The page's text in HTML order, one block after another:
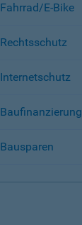
Fahrrad/E-Bike
Rechtsschutz
Internetschutz
Baufinanzierung
Bausparen